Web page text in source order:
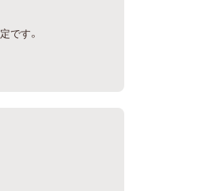
です。